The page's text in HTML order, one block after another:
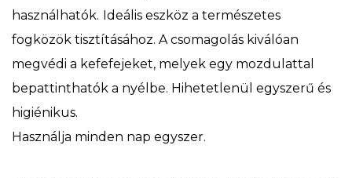
használhatók. Ideális eszköz a természetes
fogközök tisztításához. A csomagolás kiválóan
megvédi a kefefejeket, melyek egy mozdulattal
bepattinthatók a nyélbe. Hihetetlenül egyszerű és
higiénikus.
Használja minden nap egyszer.